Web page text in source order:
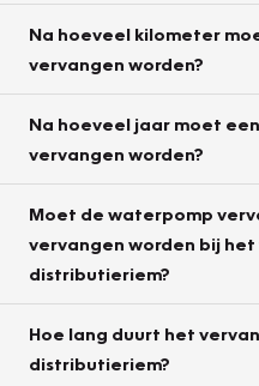
Na hoeveel kilometer
vervangen worden?
Na hoeveel jaar moet
vervangen worden?
Moet de waterpomp
vervangen worden bij
distributieriem?
Hoe lang duurt het
distributieriem?